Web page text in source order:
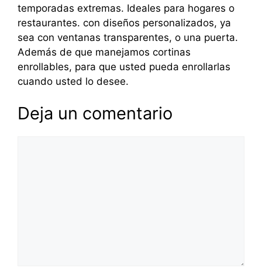
temporadas extremas. Ideales para hogares o
restaurantes. con diseños personalizados, ya
sea con ventanas transparentes, o una puerta.
Además de que manejamos cortinas
enrollables, para que usted pueda enrollarlas
cuando usted lo desee.
Deja un comentario